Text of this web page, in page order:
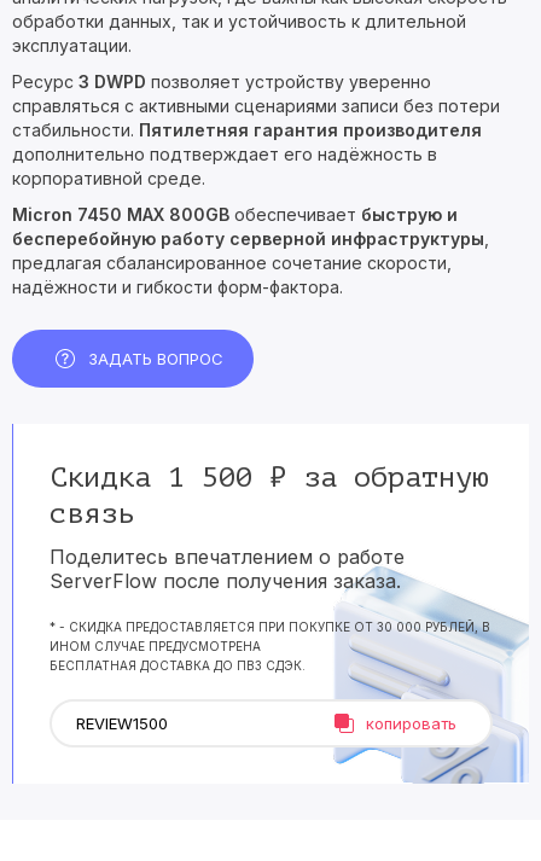
обработки данных, так и устойчивость к длительной
эксплуатации.
Ресурс 3 DWPD позволяет устройству уверенно
справляться с активными сценариями записи без потери
стабильности. Пятилетняя гарантия производителя
дополнительно подтверждает его надёжность в
корпоративной среде.
Micron 7450 MAX 800GB обеспечивает быструю и
бесперебойную работу серверной инфраструктуры
предлагая сбалансированное сочетание скорости,
надёжности и гибкости форм-фактора.
ЗАДАТЬ ВОПРОС
Скидка 1 500 ₽ за обратную
связь
Поделитесь впечатлением о работе
ServerFlow после получения заказа.
* - СКИДКА ПРЕДОСТАВЛЯЕТСЯ ПРИ ПОКУПКЕ ОТ 30 000 РУБЛЕЙ, В
ИНОМ СЛУЧАЕ ПРЕДУСМОТРЕНА
БЕСПЛАТНАЯ ДОСТАВКА ДО ПВЗ СДЭК.
копировать